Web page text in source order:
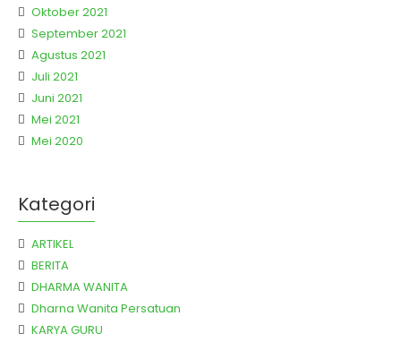
Oktober 2021
September 2021
Agustus 2021
Juli 2021
Juni 2021
Mei 2021
Mei 2020
Kategori
ARTIKEL
BERITA
DHARMA WANITA
Dharna Wanita Persatuan
KARYA GURU